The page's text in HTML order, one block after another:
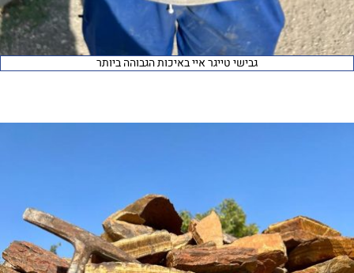
גבישי טייגר איי באיכות הגבוהה ביותר